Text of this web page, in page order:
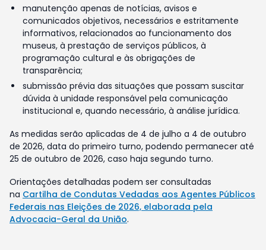
manutenção apenas de notícias, avisos e
comunicados objetivos, necessários e estritamente
informativos, relacionados ao funcionamento dos
museus, à prestação de serviços públicos, à
programação cultural e às obrigações de
transparência;
submissão prévia das situações que possam suscitar
dúvida à unidade responsável pela comunicação
institucional e, quando necessário, à análise jurídica.
As medidas serão aplicadas de 4 de julho a 4 de outubro
de 2026, data do primeiro turno, podendo permanecer até
25 de outubro de 2026, caso haja segundo turno.
Orientações detalhadas podem ser consultadas
na Cartilha de Condutas Vedadas aos Agentes Públicos
Federais nas Eleições de 2026, elaborada pela
Advocacia-Geral da União.